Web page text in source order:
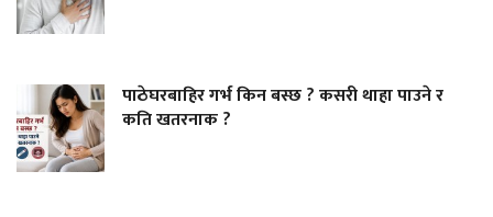
पाठेघरबाहिर गर्भ किन बस्छ ? कसरी थाहा पाउने र
कति खतरनाक ?